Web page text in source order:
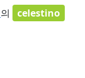
의 celestino